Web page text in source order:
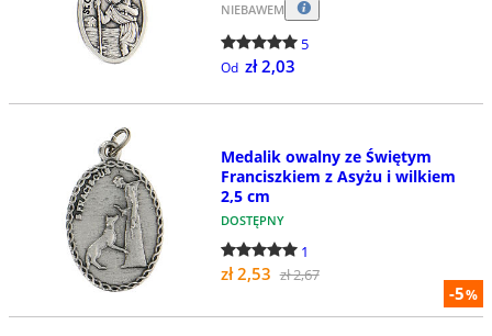
NIEBAWEM
5
Od zł 2,03
-5%
Medalik owalny ze Świętym
Franciszkiem z Asyżu i wilkiem
2,5 cm
DOSTĘPNY
1
zł 2,53 zł 2,67